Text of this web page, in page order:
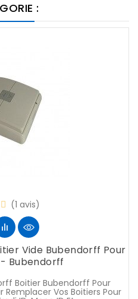
:
(1 avis)
Vide Bubendorff Pour
Bubendorff
Boitier Bubendorff Pour
Vos Boitiers Pour